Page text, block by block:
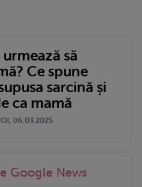
să
Ce spune
sarcină și
ca mamă
06.03.2025
Google News